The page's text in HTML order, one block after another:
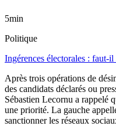
5min
Politique
Ingérences électorales : faut-
Après trois opérations de
des candidats déclarés ou
Sébastien Lecornu a rappelé
une priorité. La gauche
sanctionner les réseaux